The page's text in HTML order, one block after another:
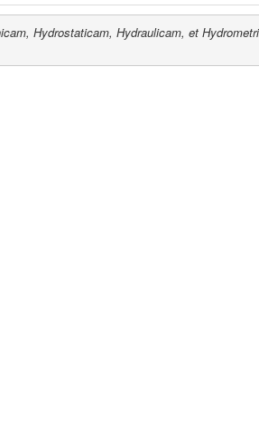
Hydrostaticam, Hydraulicam, et